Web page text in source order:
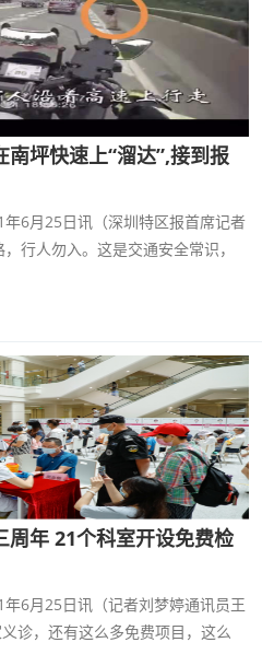
坪快速上“溜达”,接到报
6月25日讯（深圳特区报首席记者
行人勿入。这是交通安全常识，
周年 21个科室开设免费检
6月25日讯（记者刘梦婷通讯员王
诊，还有这么多免费项目，这么